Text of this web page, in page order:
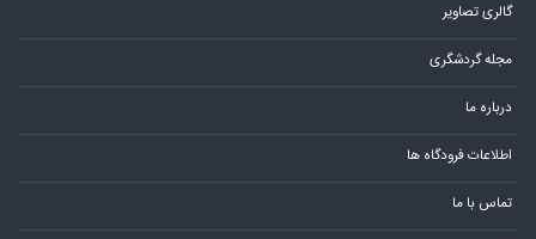
گالری تصاویر
مجله گردشگری
درباره ما
اطلاعات فرودگاه ها
تماس با ما